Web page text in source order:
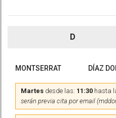
D
MONTSERRAT DÍAZ
Martes desde las: 11:30 hasta
serán previa cita por email